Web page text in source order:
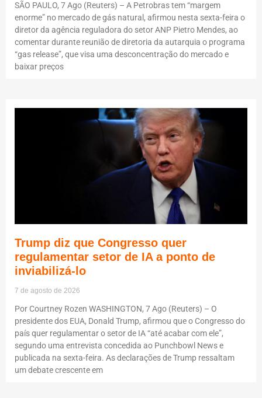
SÃO PAULO, 7 Ago (Reuters) – A Petrobras tem “margem
enorme” no mercado de gás natural, afirmou nesta sexta-feira o
diretor da agência reguladora do setor ANP Pietro Mendes, ao
comentar durante reunião de diretoria da autarquia o programa
“gas release”, que visa uma desconcentração do mercado e
baixar preços
Trump diz que Congresso quer
regulamentar setor de IA a ponto de
inviabilizá-lo
7 de agosto de 2026
Por Courtney Rozen WASHINGTON, 7 Ago (Reuters) – O
presidente dos EUA, Donald Trump, afirmou que o Congresso do
país quer regulamentar o setor de IA “até acabar com ele”,
segundo uma entrevista concedida ao Punchbowl News e
publicada na sexta-feira. As declarações de Trump ressaltam
um debate crescente em